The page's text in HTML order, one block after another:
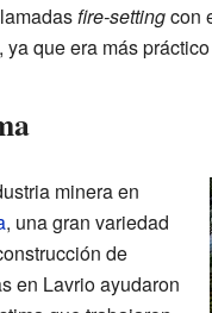
fire-settingcon
que era más
minera en
, una gran variedad
de
en Lavrio ayudaron